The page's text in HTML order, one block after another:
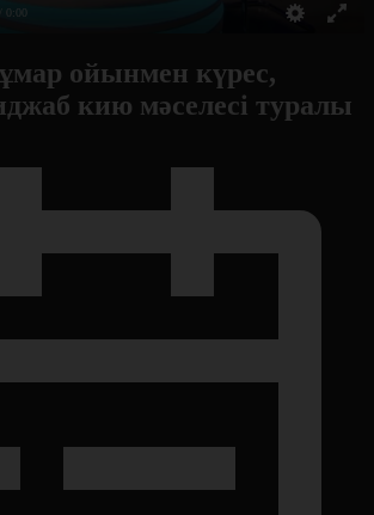
/ 0:00
ойынмен күрес,
кию мәселесі туралы